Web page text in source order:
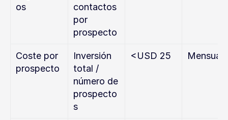
os
contactos
por
prospecto
Coste por
prospecto
Inversión
total /
número de
prospecto
s
<USD 25 Mensual